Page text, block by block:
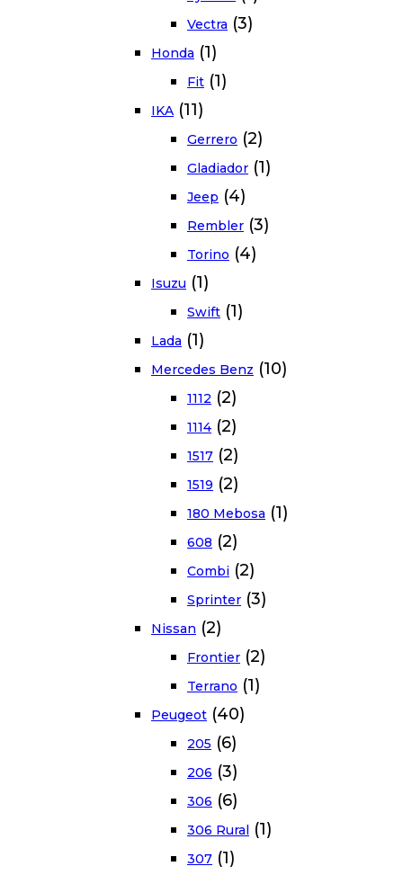
Vectra (3)
Honda (1)
Fit (1)
IKA (11)
Gerrero (2)
Gladiador (1)
Jeep (4)
Rembler (3)
Torino (4)
Isuzu (1)
Swift (1)
Lada (1)
Mercedes Benz (10)
1112 (2)
1114 (2)
1517 (2)
1519 (2)
180 Mebosa (1)
608 (2)
Combi (2)
Sprinter (3)
Nissan (2)
Frontier (2)
Terrano (1)
Peugeot (40)
205 (6)
206 (3)
306 (6)
306 Rural (1)
307 (1)